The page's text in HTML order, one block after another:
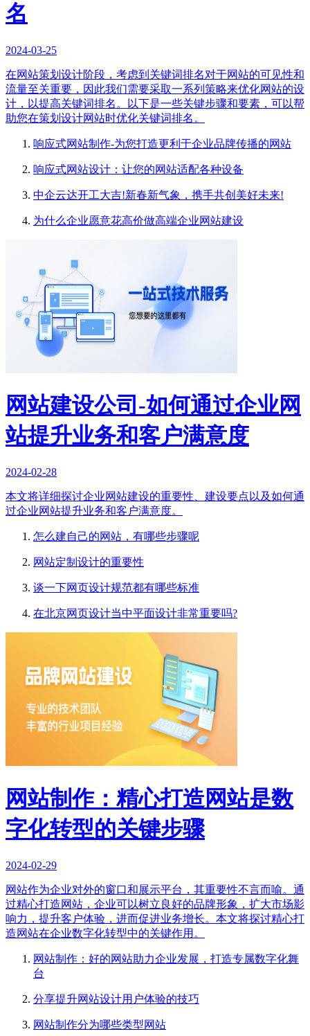
名
2024-03-25
在网站策划设计阶段，考虑到关键词排名对于网站的可见性和
流量至关重要，因此我们需要采取一系列策略来优化网站的设
计，以提高关键词排名。以下是一些关键步骤和要素，可以帮
助您在策划设计网站时优化关键词排名。
响应式网站制作-为您打造更利于企业品牌传播的网站
响应式网站设计：让您的网站适配各种设备
中企云达开工大吉!新春新气象，携手共创美好未来!
为什么企业愿意花高价做高端企业网站建设
网站建设公司-如何通过企业网
站提升业务和客户满意度
2024-02-28
本文将详细探讨企业网站建设的重要性、建设要点以及如何通
过企业网站提升业务和客户满意度。
怎么建自己的网站，有哪些步骤呢
网站定制设计的重要性
谈一下网页设计规范都有哪些标准
在北京网页设计当中平面设计非常重要吗?
网站制作：精心打造网站是数
字化转型的关键步骤
2024-02-29
网站作为企业对外的窗口和展示平台，其重要性不言而喻。通
过精心打造网站，企业可以树立良好的品牌形象，扩大市场影
响力，提升客户体验，进而促进业务增长。本文将探讨精心打
造网站在企业数字化转型中的关键作用。
网站制作：好的网站助力企业发展，打造专属数字化舞
台
分享提升网站设计用户体验的技巧
网站制作分为哪些类型网站